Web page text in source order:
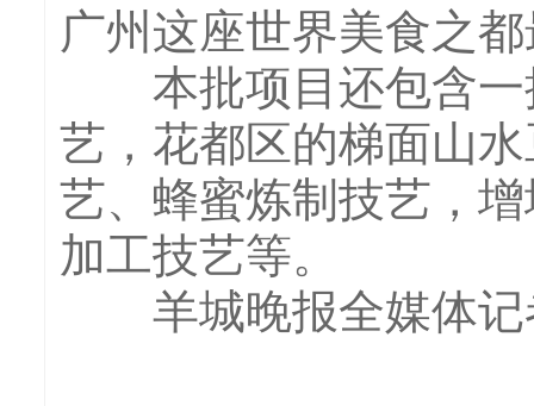
广州这座世界美食之
本批项目还包含一
艺，花都区的梯面山
艺、蜂蜜炼制技艺，
加工技艺等。
羊城晚报全媒体记